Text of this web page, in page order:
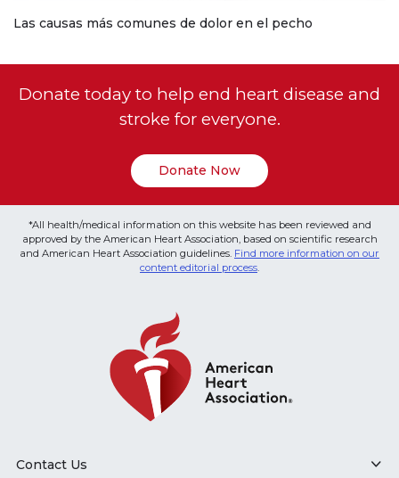
Las causas más comunes de dolor en el pecho
Donate today to help end heart disease and
stroke for everyone.
Donate Now
*All health/medical information on this website has been reviewed and
approved by the American Heart Association, based on scientific research
and American Heart Association guidelines. Find more information on our
content editorial process
Contact Us